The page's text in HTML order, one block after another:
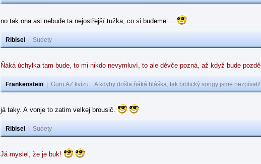
no tak ona asi nebude ta nejostřejší tužka, co si budeme …
Ribisel Sudety
Ňáká úchylka tam bude, to mi nikdo nevymluví, to ale děvče pozná, až když bude pozdě
Frankenstein Guru AZ kvízu... A kdyby došla ňáká hláška, tak biblický songy jsme nezpívali!
já taky. A vonje to zatim velkej brousič.
Ribisel Sudety
Já myslel, že je buk!